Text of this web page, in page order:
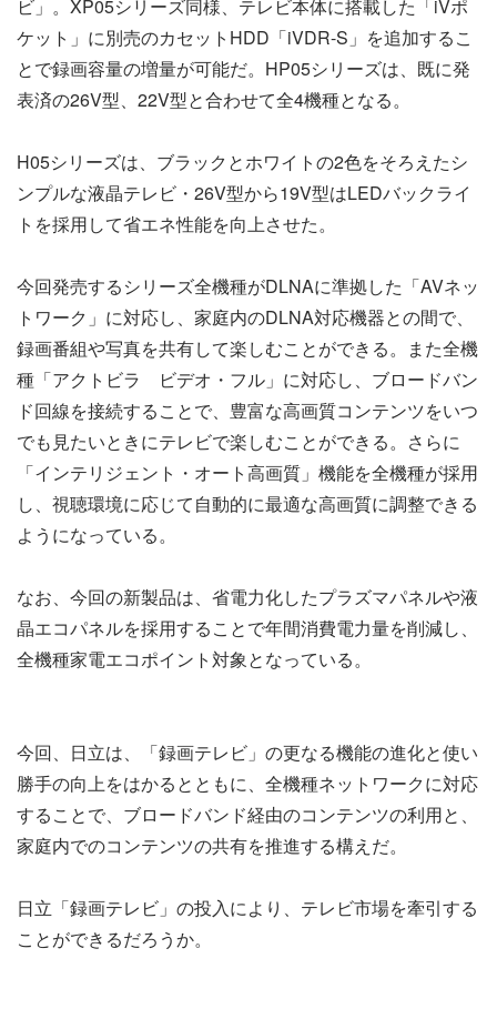
ビ」。XP05シリーズ同様、テレビ本体に搭載した「iVポ
ケット」に別売のカセットHDD「iVDR-S」を追加するこ
とで録画容量の増量が可能だ。HP05シリーズは、既に発
表済の26V型、22V型と合わせて全4機種となる。
H05シリーズは、ブラックとホワイトの2色をそろえたシ
ンプルな液晶テレビ・26V型から19V型はLEDバックライ
トを採用して省エネ性能を向上させた。
今回発売するシリーズ全機種がDLNAに準拠した「AVネッ
トワーク」に対応し、家庭内のDLNA対応機器との間で、
録画番組や写真を共有して楽しむことができる。また全機
種「アクトビラ ビデオ・フル」に対応し、ブロードバン
ド回線を接続することで、豊富な高画質コンテンツをいつ
でも見たいときにテレビで楽しむことができる。さらに
「インテリジェント・オート高画質」機能を全機種が採用
し、視聴環境に応じて自動的に最適な高画質に調整できる
ようになっている。
なお、今回の新製品は、省電力化したプラズマパネルや液
晶エコパネルを採用することで年間消費電力量を削減し、
全機種家電エコポイント対象となっている。
今回、日立は、「録画テレビ」の更なる機能の進化と使い
勝手の向上をはかるとともに、全機種ネットワークに対応
することで、ブロードバンド経由のコンテンツの利用と、
家庭内でのコンテンツの共有を推進する構えだ。
日立「録画テレビ」の投入により、テレビ市場を牽引する
ことができるだろうか。